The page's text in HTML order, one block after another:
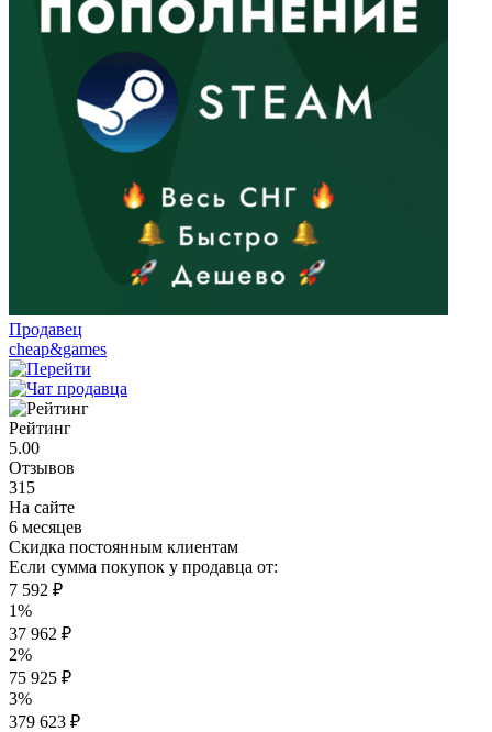
Продавец
cheap&games
Рейтинг
5.00
Отзывов
315
На сайте
6 месяцев
Скидка постоянным клиентам
Если сумма покупок у продавца от:
7 592 ₽
1%
37 962 ₽
2%
75 925 ₽
3%
379 623 ₽